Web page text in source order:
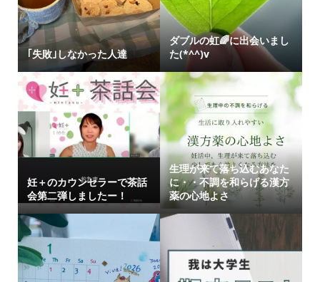
｢失敗｣しなかった人達
ダブルの虹🌈に出会いまし
た(*^^)v
妊＋のカウンセラーで茶話
会第二弾しましたー！
生理が来て落ち込むあなた
に・・不調を和らげる漢方
薬の心地よさ